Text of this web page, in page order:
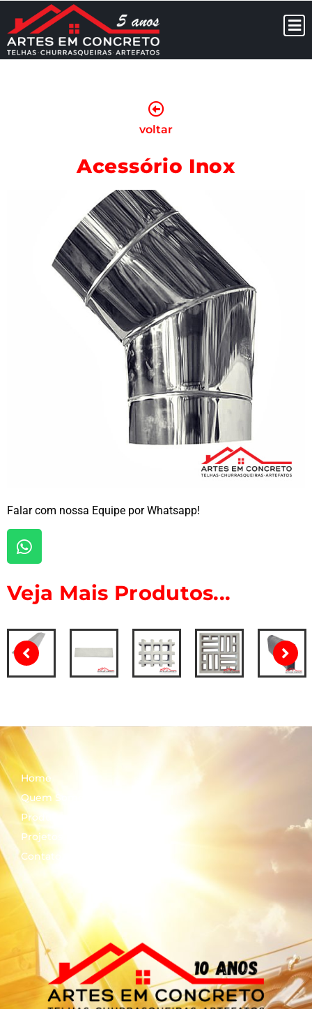
Falar com nossa Equipe por Whatsapp!
voltar
Acessório Inox
Veja Mais Produtos...
Home
Quem Somos
Produtos
Projetos
Contato